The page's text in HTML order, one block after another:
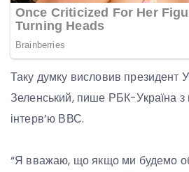
Таку думку висловив президент
Зеленський, пише РБК-Україна
інтерв’ю ВВС.
“Я вважаю, що якщо ми будемо